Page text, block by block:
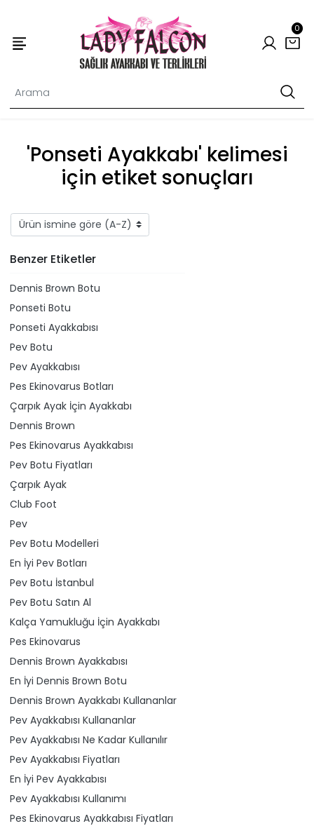
0
'Ponseti Ayakkabı' kelimesi
için etiket sonuçları
Benzer Etiketler
Dennis Brown Botu
Ponseti Botu
Ponseti Ayakkabısı
Pev Botu
Pev Ayakkabısı
Pes Ekinovarus Botları
Çarpık Ayak İçin Ayakkabı
Dennis Brown
Pes Ekinovarus Ayakkabısı
Pev Botu Fiyatları
Çarpık Ayak
Club Foot
Pev
Pev Botu Modelleri
En İyi Pev Botları
Pev Botu İstanbul
Pev Botu Satın Al
Kalça Yamukluğu İçin Ayakkabı
Pes Ekinovarus
Dennis Brown Ayakkabısı
En İyi Dennis Brown Botu
Dennis Brown Ayakkabı Kullananlar
Pev Ayakkabısı Kullananlar
Pev Ayakkabısı Ne Kadar Kullanılır
Pev Ayakkabısı Fiyatları
En İyi Pev Ayakkabısı
Pev Ayakkabısı Kullanımı
Pes Ekinovarus Ayakkabısı Fiyatları